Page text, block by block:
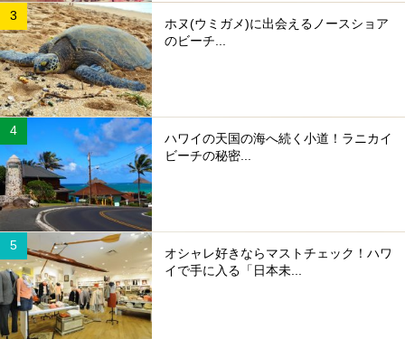
ホヌ(ウミガメ)に出会えるノースショア
のビーチ...
ハワイの天国の海へ続く小道！ラニカイ
ビーチの秘密...
オシャレ好きならマストチェック！ハワ
イで手に入る「日本未...